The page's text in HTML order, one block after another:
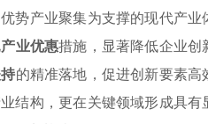
势产业聚集为支撑的现代产
产业优惠措施，显著降低企业
的精准落地，促进创新要素
结构，更在关键领域形成具有